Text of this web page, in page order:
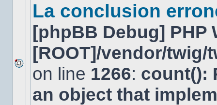
Aucun
nouveau
message
non-
La conclusion
[phpBB Debug] PHP
[ROOT]/vendor/
on line 1266: count():
an object that